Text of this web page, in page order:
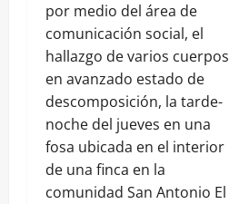
por medio del área de
comunicación social, el
hallazgo de varios cuerpos
en avanzado estado de
descomposición, la tarde-
noche del jueves en una
fosa ubicada en el interior
de una finca en la
comunidad San Antonio El